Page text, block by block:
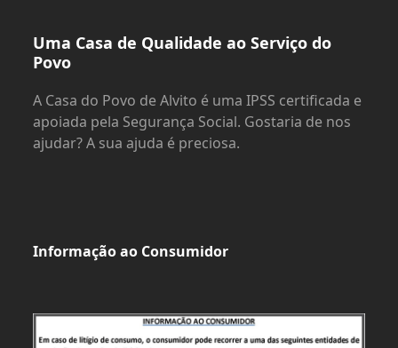
Uma Casa de Qualidade ao Serviço do
Povo
A Casa do Povo de Alvito é uma IPSS certificada e
apoiada pela Segurança Social. Gostaria de nos
ajudar? A sua ajuda é preciosa.
Informação ao Consumidor